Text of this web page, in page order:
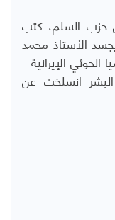
حزب السلم، كتب
الأستاذ محمد
الإيرانية -
انسلخت عن